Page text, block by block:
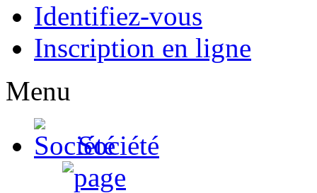
Identifiez-vous
Inscription en ligne
Menu
Société